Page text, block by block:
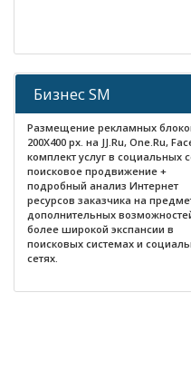
Бизнес SM
Размещение рекламных
200X400 px. на JJ.Ru, One.Ru,
комплект услуг в социальных
поисковое продвижение +
подробный анализ Интернет
ресурсов заказчика на
дополнительных
более широкой экспансии в
поисковых системах и
сетях.